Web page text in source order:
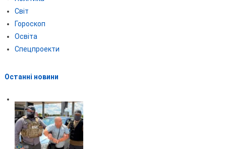
Світ
Гороскоп
Освіта
Спецпроекти
Останні новини